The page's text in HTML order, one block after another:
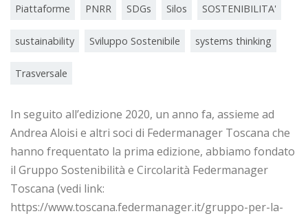
Piattaforme PNRR SDGs Silos SOSTENIBILITA'
sustainability Sviluppo Sostenibile systems thinking
Trasversale
In seguito all’edizione 2020, un anno fa, assieme ad
Andrea Aloisi e altri soci di Federmanager Toscana che
hanno frequentato la prima edizione, abbiamo fondato
il Gruppo Sostenibilità e Circolarità Federmanager
Toscana (vedi link:
https://www.toscana.federmanager.it/gruppo-per-la-